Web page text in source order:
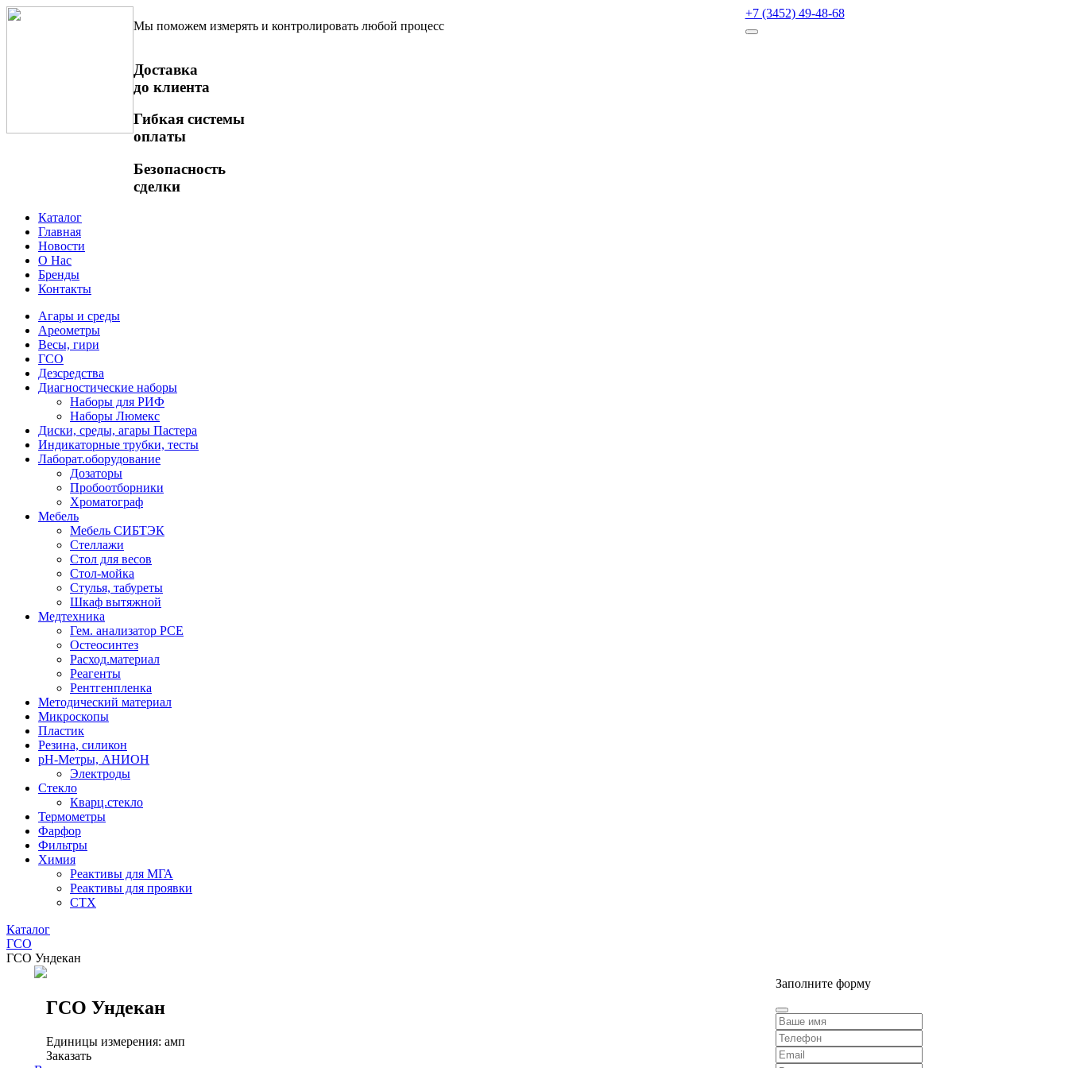
Мы поможем измерять и контролировать любой процесс
+7 (3452) 49-48-68
Доставка
до клиента
Гибкая системы
оплаты
Безопасность
сделки
Каталог
Главная
Новости
О Нас
Бренды
Контакты
Агары и среды
Ареометры
Весы, гири
ГСО
Дезсредства
Диагностические наборы
Наборы для РИФ
Наборы Люмекс
Диски, среды, агары Пастера
Индикаторные трубки, тесты
Лаборат.оборудование
Дозаторы
Пробоотборники
Хроматограф
Мебель
Мебель СИБТЭК
Стеллажи
Стол для весов
Стол-мойка
Стулья, табуреты
Шкаф вытяжной
Медтехника
Гем. анализатор РСЕ
Остеосинтез
Расход.материал
Реагенты
Рентгенпленка
Методический материал
Микроскопы
Пластик
Резина, силикон
рН-Метры, АНИОН
Электроды
Стекло
Кварц.стекло
Термометры
Фарфор
Фильтры
Химия
Реактивы для МГА
Реактивы для проявки
СТХ
Каталог
ГСО
ГСО Ундекан
ГСО Ундекан
Единицы измерения: амп
Заказать
Заполните форму